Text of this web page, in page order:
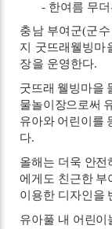
- 한여름 무
충남 부여군(군
지 굿뜨래웰빙마
장을 운영한다.
굿뜨래 웰빙마을
물놀이장으로써
유아와 어린이를
다.
올해는 더욱 안전
에게도 친근한 부
이용한 디자인을
유아풀 내 어린이